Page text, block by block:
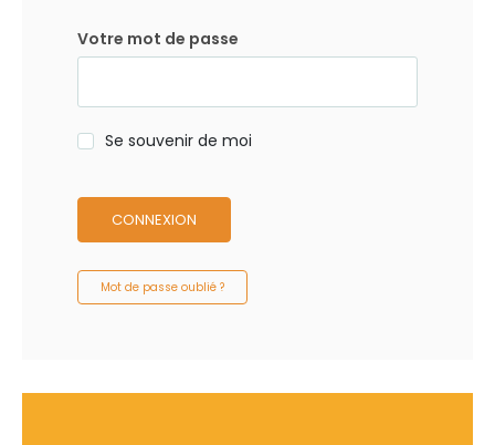
Votre mot de passe
Se souvenir de moi
CONNEXION
Mot de passe oublié ?